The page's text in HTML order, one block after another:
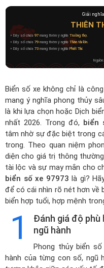
Giải
THIÊN
» Dãy số chứa97 mang thêm ý nghĩa Trường thọ.
» Dãy số chứa 79 mang thêm ý nghĩaThần tài lớn.
» Dãy số chứa 73 mang thêm ý nghĩaPhất Tài.
Biển số xe không chỉ là
mang ý nghĩa phong thủy
là khi lựa chọn hoặcDịch
nhất 2026. Trong đó, biển
tâm nhờ sự đặc biệt trong
trong. Theo quan niệm
diện cho giá trị thông
tài lộc và sự may mắn cho
biển số xe 97973 là gì?
để có cái nhìn rõ nét hơn về
biển hợp tuổi, hợp mệnh
1
Đánh giá độ phù
ngũ hành
Phong thủy biển
hành của từng con số, ngũ